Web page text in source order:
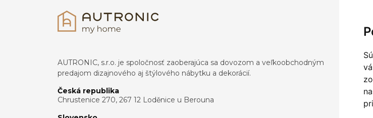
AUTRONIC, s.r.o. je spoločnosť zaoberajúca sa dovozom a veľkoobchodným
predajom dizajnového aj štýlového nábytku a dekorácií.
Česká republika
Chrustenice 270, 267 12 Loděnice u Berouna